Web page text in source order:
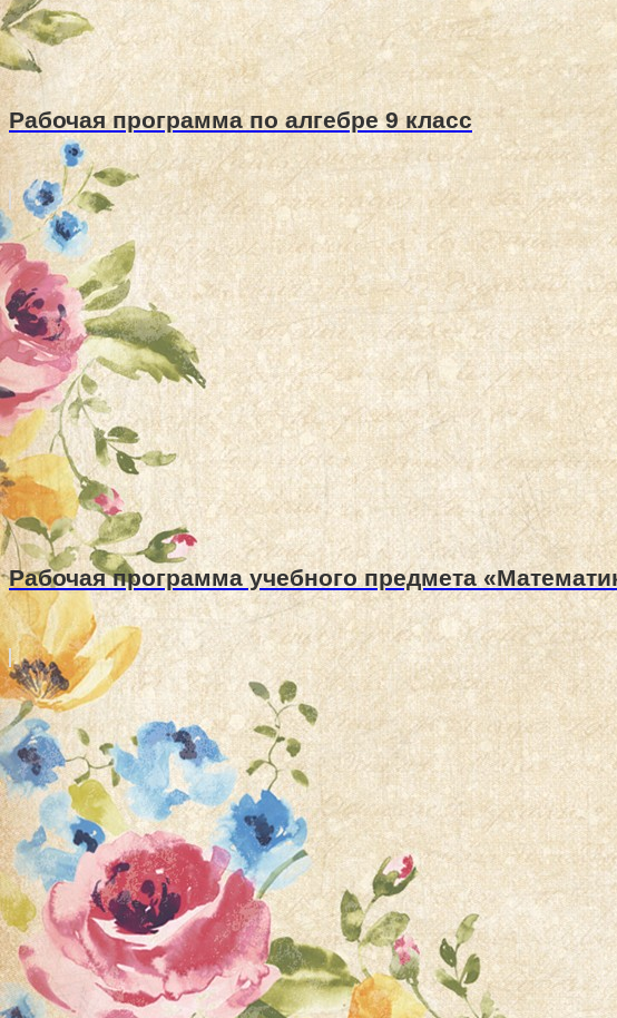
Рабочая программа по алгебре 9 класс
Рабочая программа учебного предмета